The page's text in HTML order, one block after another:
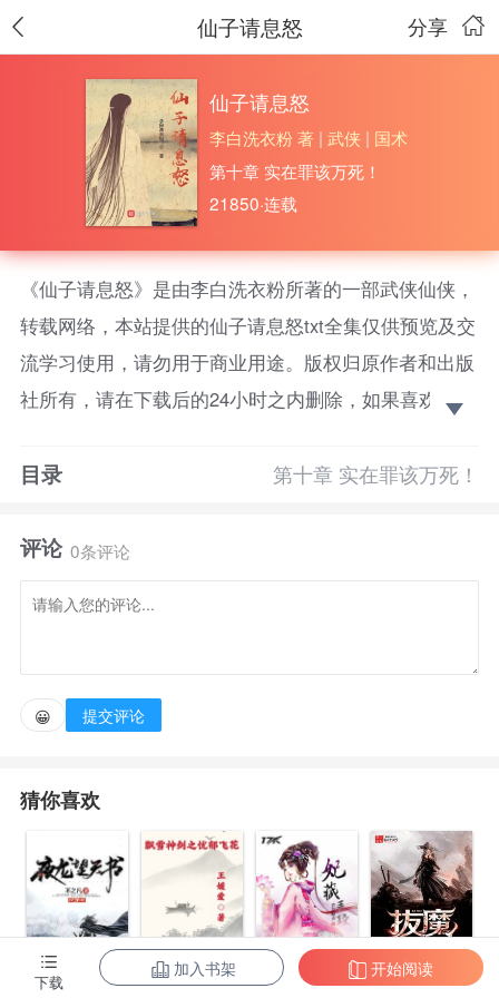
分享
仙子请息怒
仙子请息怒
李白洗衣粉 著 | 武侠 | 国术
第十章 实在罪该万死！
21850·连载
《仙子请息怒》是由李白洗衣粉所著的一部武侠仙侠，
转载网络，本站提供的仙子请息怒txt全集仅供预览及交
流学习使用，请勿用于商业用途。版权归原作者和出版
社所有，请在下载后的24小时之内删除，如果喜欢。请
结他那就哄着。懂事丫头、美人师尊、尊贵女帝、妖国
可到头来，他还是被师妹一掌送走了。
目录 第十章 实在罪该万死！
评论 0条评论
😀 提交评论
猜你喜欢
夜龙望天书 飘雪神剑之忧 妃藏手段
拔魔
下载
加入书架 开始阅读